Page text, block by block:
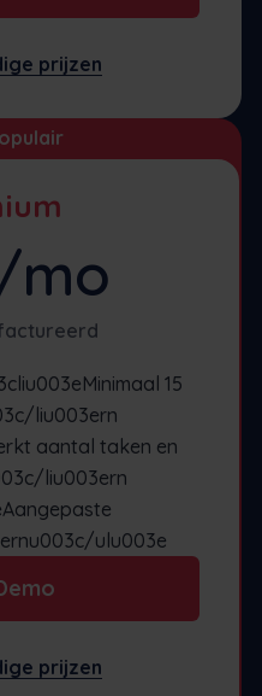
prijzen
mo
15
liu003ern
aantal taken en
liu003ern
ulu003e
prijzen